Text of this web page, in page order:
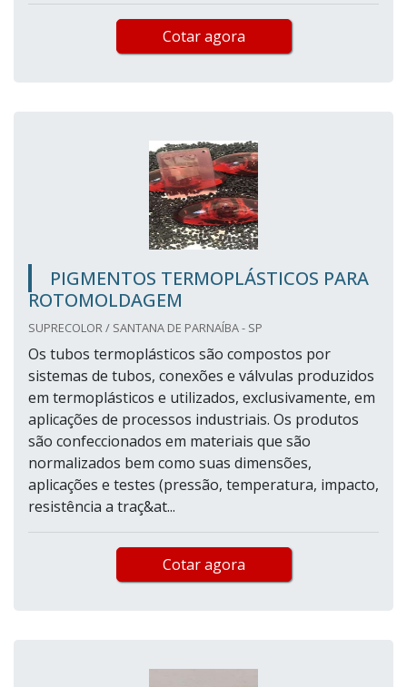
Cotar agora
PIGMENTOS TERMOPLÁSTICOS PARA
ROTOMOLDAGEM
SUPRECOLOR / SANTANA DE PARNAÍBA - SP
Os tubos termoplásticos são compostos por
sistemas de tubos, conexões e válvulas produzidos
em termoplásticos e utilizados, exclusivamente, em
aplicações de processos industriais. Os produtos
são confeccionados em materiais que são
normalizados bem como suas dimensões,
aplicações e testes (pressão, temperatura, impacto,
resistência a traç&at...
Cotar agora